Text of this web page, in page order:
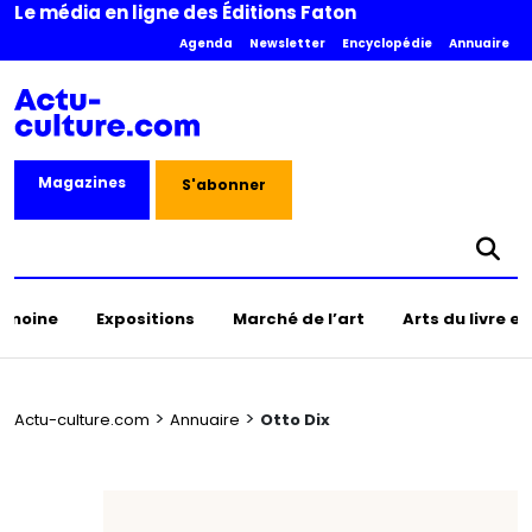
Le média en ligne des Éditions Faton
Agenda Newsletter Encyclopédie Annuaire
Magazines S'abonner
Expositions Marché de l’art Arts du livre
Actu-culture.com > Annuaire > Otto Dix